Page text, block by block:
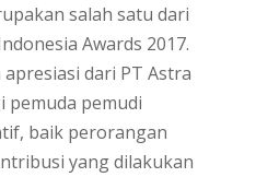
salah satu dari
Awards 2017.
dari PT Astra
pemudi
baik perorangan
yang dilakukan